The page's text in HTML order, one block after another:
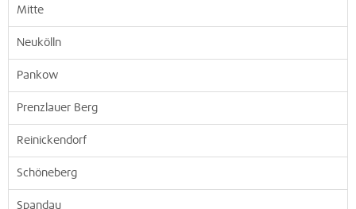
Mitte
Neukölln
Pankow
Prenzlauer Berg
Reinickendorf
Schöneberg
Spandau